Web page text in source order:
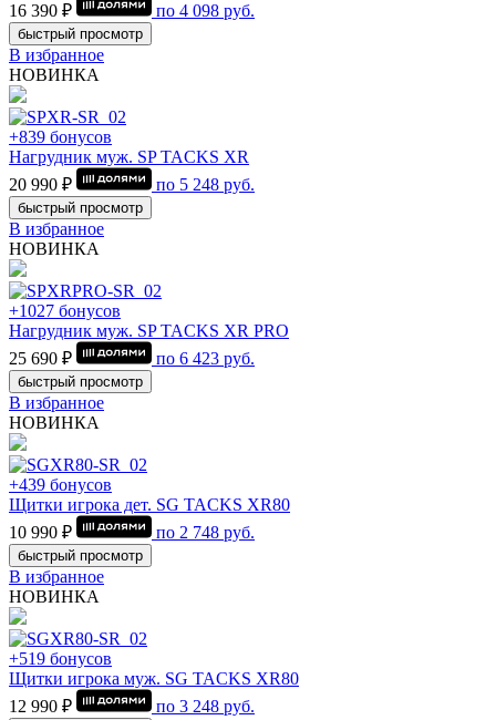
16 390 ₽
по 4 098 руб.
быстрый просмотр
В избранное
НОВИНКА
+839 бонусов
Нагрудник муж. SP TACKS XR
20 990 ₽
по 5 248 руб.
быстрый просмотр
В избранное
НОВИНКА
+1027 бонусов
Нагрудник муж. SP TACKS XR PRO
25 690 ₽
по 6 423 руб.
быстрый просмотр
В избранное
НОВИНКА
+439 бонусов
Щитки игрока дет. SG TACKS XR80
10 990 ₽
по 2 748 руб.
быстрый просмотр
В избранное
НОВИНКА
+519 бонусов
Щитки игрока муж. SG TACKS XR80
12 990 ₽
по 3 248 руб.